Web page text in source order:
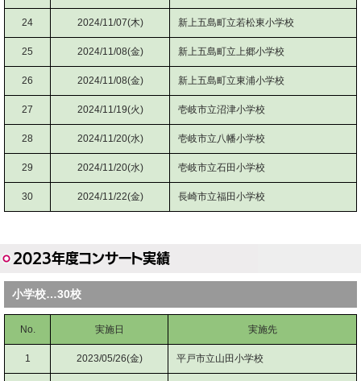
24 2024/11/07(木) 新上五島町立若松東小学校
25 2024/11/08(金) 新上五島町立上郷小学校
26 2024/11/08(金) 新上五島町立東浦小学校
27 2024/11/19(火) 壱岐市立沼津小学校
28 2024/11/20(水) 壱岐市立八幡小学校
29 2024/11/20(水) 壱岐市立石田小学校
30 2024/11/22(金) 長崎市立福田小学校
2023年度コンサート実績
小学校…30校
No. 実施日 実施先
1 2023/05/26(金) 平戸市立山田小学校